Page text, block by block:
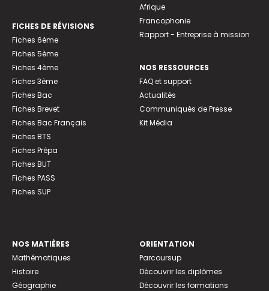
FICHES DE RÉVISIONS
Fiches 6ème
Fiches 5ème
Fiches 4ème
Fiches 3ème
Fiches Bac
Fiches Brevet
Fiches Bac Français
Fiches BTS
Fiches Prépa
Fiches BUT
Fiches PASS
Fiches SUP
Afrique
Francophonie
Rapport - Entreprise à mission
NOS RESSOURCES
FAQ et support
Actualités
Communiqués de Presse
Kit Média
NOS MATIÈRES
Mathématiques
Histoire
Géographie
ORIENTATION
Parcoursup
Découvrir les diplômes
Découvrir les formations